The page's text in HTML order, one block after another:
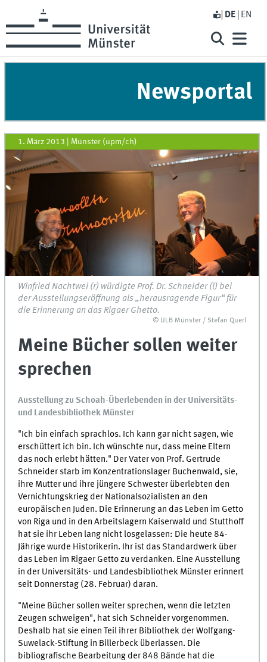
DE EN
Newsportal
1. März 2013 Münster (upm/ch)
Winfried Nachtwei (r) würdigte Prof. Dr. Schneider (l) bei
der Ausstellungseröffnung als „herausragende Figur“ für
die Erinnerung an das Rigaer Ghetto.
© ULB Münster / Stefan Querl
Meine Bücher sollen weiter
sprechen
Ausstellung zu Schoah-Überlebenden in der Universitäts-
und Landesbibliothek Münster
"Ich bin einfach sprachlos. Ich kann gar nicht sagen, wie
erschüttert ich bin. Ich wünschte nur, dass meine Eltern
das noch erlebt hätten." Der Vater von Prof. Gertrude
Schneider starb im Konzentrationslager Buchenwald, sie,
ihre Mutter und ihre jüngere Schwester überlebten den
Vernichtungskrieg der Nationalsozialisten an den
europäischen Juden. Die Erinnerung an das Leben im Getto
von Riga und in den Arbeitslagern Kaiserwald und Stutthoff
hat sie ihr Leben lang nicht losgelassen: Die heute 84-
Jährige wurde Historikerin. Ihr ist das Standardwerk über
das Leben im Rigaer Getto zu verdanken. Eine Ausstellung
in der Universitäts- und Landesbibliothek Münster erinnert
seit Donnerstag (28. Februar) daran.
"Meine Bücher sollen weiter sprechen, wenn die letzten
Zeugen schweigen", hat sich Schneider vorgenommen.
Deshalb hat sie einen Teil ihrer Bibliothek der Wolfgang-
Suwelack-Stiftung in Billerbeck überlassen. Die
bibliografische Bearbeitung der 848 Bände hat die